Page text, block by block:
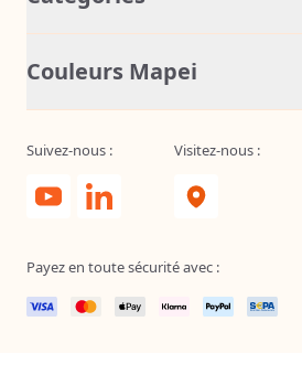
Couleurs Mapei
Suivez-nous : Visitez-nous :
Payez en toute sécurité avec :